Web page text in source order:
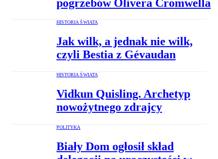
pogrzebów Olivera Cromwella
HISTORIA ŚWIATA
Jak wilk, a jednak nie wilk,
czyli Bestia z Gévaudan
HISTORIA ŚWIATA
Vidkun Quisling. Archetyp
nowożytnego zdrajcy
POLITYKA
Biały Dom ogłosił skład